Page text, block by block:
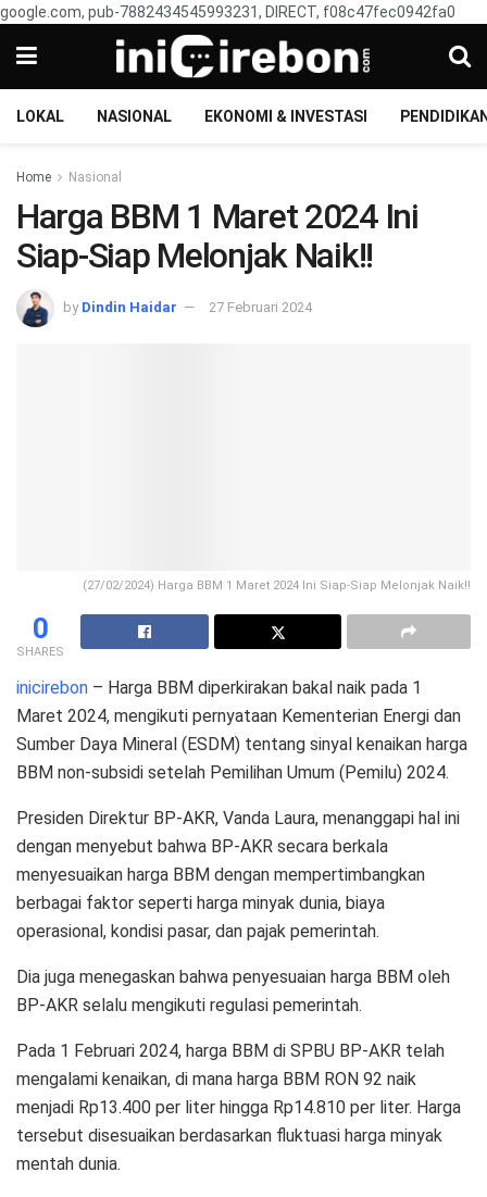
google.com, pub-7882434545993231, DIRECT, f08c47fec0942fa0
LOKAL NASIONAL EKONOMI & INVESTASI
Home Nasional
Harga BBM 1 Maret 2024 Ini
Siap-Siap Melonjak Naik!!
by Dindin Haidar 27 Februari 2024
(27/02/2024) Harga BBM 1 Maret 2024 Ini Siap-Siap Melonjak Naik!!
0
SHARES
inicirebon – Harga BBM diperkirakan bakal naik pada 1
Maret 2024, mengikuti pernyataan Kementerian Energi dan
Sumber Daya Mineral (ESDM) tentang sinyal kenaikan harga
BBM non-subsidi setelah Pemilihan Umum (Pemilu) 2024.
Presiden Direktur BP-AKR, Vanda Laura, menanggapi hal ini
dengan menyebut bahwa BP-AKR secara berkala
menyesuaikan harga BBM dengan mempertimbangkan
berbagai faktor seperti harga minyak dunia, biaya
operasional, kondisi pasar, dan pajak pemerintah.
Dia juga menegaskan bahwa penyesuaian harga BBM oleh
BP-AKR selalu mengikuti regulasi pemerintah.
Pada 1 Februari 2024, harga BBM di SPBU BP-AKR telah
mengalami kenaikan, di mana harga BBM RON 92 naik
menjadi Rp13.400 per liter hingga Rp14.810 per liter. Harga
tersebut disesuaikan berdasarkan fluktuasi harga minyak
mentah dunia.